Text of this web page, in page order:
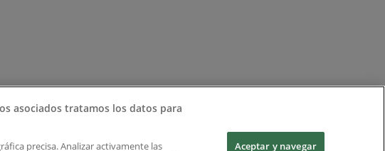
asociados tratamos los datos para
precisa. Analizar activamente las
Aceptar y navegar